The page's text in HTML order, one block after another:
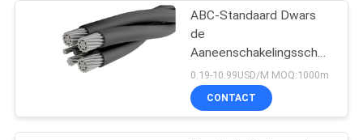
VIDEOS
SHOW
stroomkabel
244
ABC-Standaard Dwars
de
Aaneenschakelingsschede
van de Aluminium Lucht
Gebundelde Kabel ASTM
0.19-10.99USD/M MOQ:1000m
CONTACT